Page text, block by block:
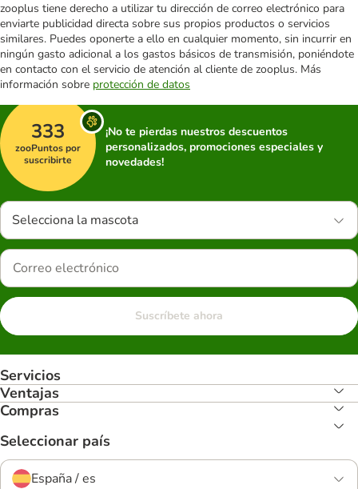
zooplus tiene derecho a utilizar tu dirección de correo electrónico para
enviarte publicidad directa sobre sus propios productos o servicios
similares. Puedes oponerte a ello en cualquier momento, sin incurrir en
ningún gasto adicional a los gastos básicos de transmisión, poniéndote
en contacto con el servicio de atención al cliente de zooplus. Más
información sobre protección de datos
333
zooPuntos por
suscribirte
¡No te pierdas nuestros descuentos
personalizados, promociones especiales y
novedades!
Selecciona la mascota
Suscríbete ahora
Servicios
Ventajas
Compras
Seleccionar país
España / es